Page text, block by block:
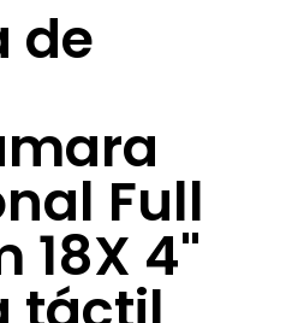
de
Full
18X 4"